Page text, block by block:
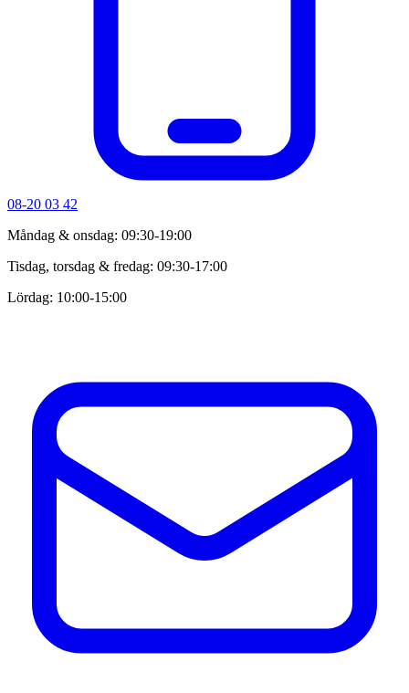
08-20 03 42
Måndag & onsdag: 09:30-19:00
Tisdag, torsdag & fredag: 09:30-17:00
Lördag: 10:00-15:00